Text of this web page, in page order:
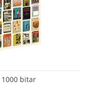
1000 bitar